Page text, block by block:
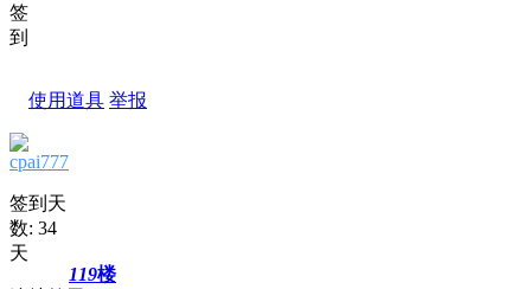
签
到
使用道具 举报
cpai777
签到天
数: 34
天
119楼